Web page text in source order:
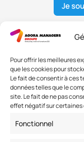
Pour offrir les meilleures
que les cookies pour
Le fait de consentir à ces
données telles que le
site. Le fait de ne pas
effet négatif sur
Fonctionnel
Je
Nous
Adresse: 42 avenue
Standard :01 47 42
Fax : 01 40 17 99 21
Nous suivre